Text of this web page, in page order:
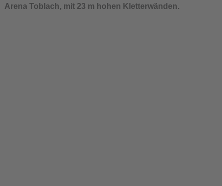
Arena Toblach, mit 23 m hohen Kletterwänden.